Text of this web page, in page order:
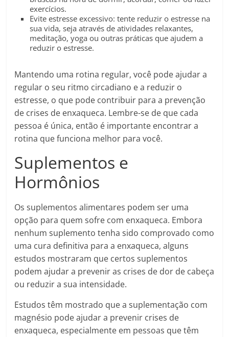
exercícios.
Evite estresse excessivo: tente reduzir o estresse na
sua vida, seja através de atividades relaxantes,
meditação, yoga ou outras práticas que ajudem a
reduzir o estresse.
Mantendo uma rotina regular, você pode ajudar a
regular o seu ritmo circadiano e a reduzir o
estresse, o que pode contribuir para a prevenção
de crises de enxaqueca. Lembre-se de que cada
pessoa é única, então é importante encontrar a
rotina que funciona melhor para você.
Suplementos e
Hormônios
Os suplementos alimentares podem ser uma
opção para quem sofre com enxaqueca. Embora
nenhum suplemento tenha sido comprovado como
uma cura definitiva para a enxaqueca, alguns
estudos mostraram que certos suplementos
podem ajudar a prevenir as crises de dor de cabeça
ou reduzir a sua intensidade.
Estudos têm mostrado que a suplementação com
magnésio pode ajudar a prevenir crises de
enxaqueca, especialmente em pessoas que têm